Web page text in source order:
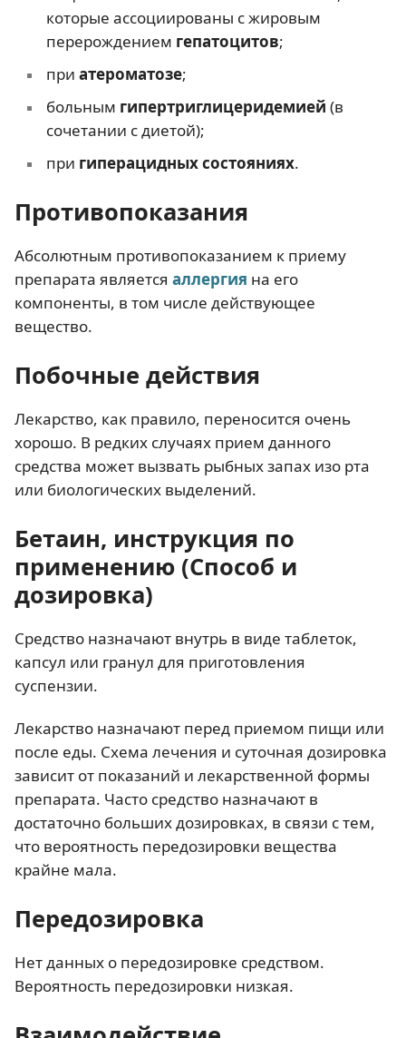
которые ассоциированы с жировым
перерождением гепатоцитов;
при атероматозе;
больным гипертриглицеридемией (в
сочетании с диетой);
при гиперацидных состояниях.
Противопоказания
Абсолютным противопоказанием к приему
препарата является аллергия на его
компоненты, в том числе действующее
вещество.
Побочные действия
Лекарство, как правило, переносится очень
хорошо. В редких случаях прием данного
средства может вызвать рыбных запах изо рта
или биологических выделений.
Бетаин, инструкция по
применению (Способ и
дозировка)
Средство назначают внутрь в виде таблеток,
капсул или гранул для приготовления
суспензии.
Лекарство назначают перед приемом пищи или
после еды. Схема лечения и суточная дозировка
зависит от показаний и лекарственной формы
препарата. Часто средство назначают в
достаточно больших дозировках, в связи с тем,
что вероятность передозировки вещества
крайне мала.
Передозировка
Нет данных о передозировке средством.
Вероятность передозировки низкая.